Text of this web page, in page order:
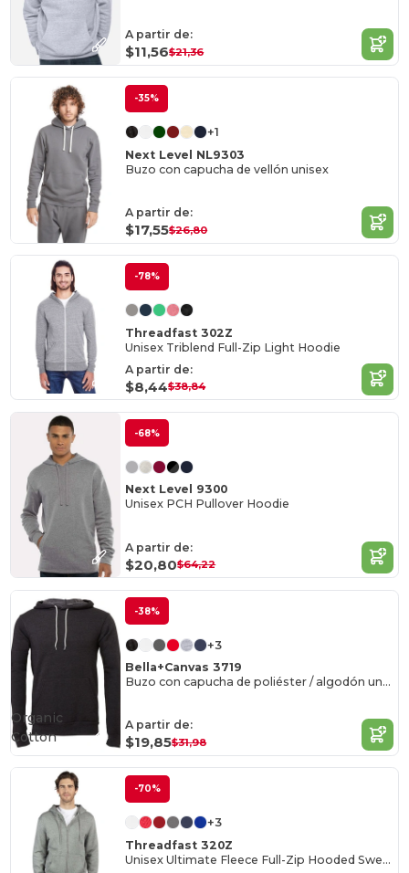
A partir de:
$11,56$21,36
-35%
+1
Next Level NL9303
Buzo con capucha de vellón unisex
A partir de:
$17,55$26,80
-78%
Threadfast 302Z
Unisex Triblend Full-Zip Light Hoodie
A partir de:
$8,44$38,84
-68%
Next Level 9300
Unisex PCH Pullover Hoodie
A partir de:
$20,80$64,22
-38%
+3
Bella+Canvas 3719
Buzo con capucha de poliéster / algodón unisex
A partir de:
$19,85$31,98
Organic
Cotton
-70%
+3
Threadfast 320Z
Unisex Ultimate Fleece Full-Zip Hooded Sweatshirt